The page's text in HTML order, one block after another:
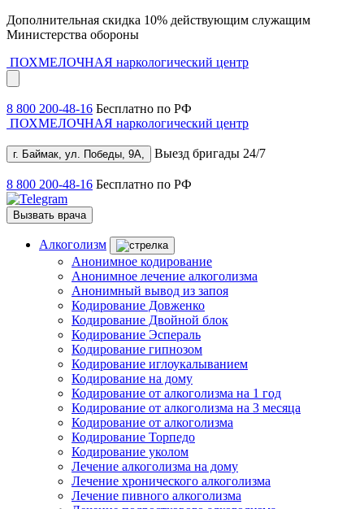
Дополнительная скидка 10% действующим служащим
Министерства обороны
ПОХМЕЛОЧНАЯ наркологический центр
8 800 200-48-16 Бесплатно по РФ
ПОХМЕЛОЧНАЯ наркологический центр
г. Баймак, ул. Победы, 9А, Выезд бригады 24/7
8 800 200-48-16 Бесплатно по РФ
Вызвать врача
Алкоголизм
Анонимное кодирование
Анонимное лечение алкоголизма
Анонимный вывод из запоя
Кодирование Довженко
Кодирование Двойной блок
Кодирование Эспераль
Кодирование гипнозом
Кодирование иглоукалыванием
Кодирование на дому
Кодирование от алкоголизма на 1 год
Кодирование от алкоголизма на 3 месяца
Кодирование от алкоголизма
Кодирование Торпедо
Кодирование уколом
Лечение алкоголизма на дому
Лечение хронического алкоголизма
Лечение пивного алкоголизма